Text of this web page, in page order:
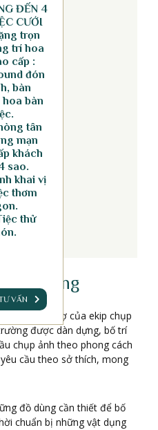
ĐẾN 4
CƯỚI
trọn
trí hoa
cấp :
đón
bàn
hoa bàn
tân
mạn
khách
sao.
khai vị
thơm
thử
VẤN
trường
với sự hỗ trợ của ekip chụp
được dàn dựng, bố trí
chụp ảnh theo phong cách
cầu theo sở thích, mong
đồ dùng cần thiết để bố
chuẩn bị những vật dụng